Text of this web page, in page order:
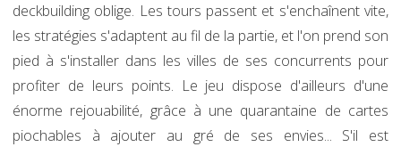
deckbuilding oblige. Les tours passent et s'enchaînent vite,
les stratégies s'adaptent au fil de la partie, et l'on prend son
pied à s'installer dans les villes de ses concurrents pour
profiter de leurs points. Le jeu dispose d'ailleurs d'une
énorme rejouabilité, grâce à une quarantaine de cartes
piochables à ajouter au gré de ses envies... S'il est